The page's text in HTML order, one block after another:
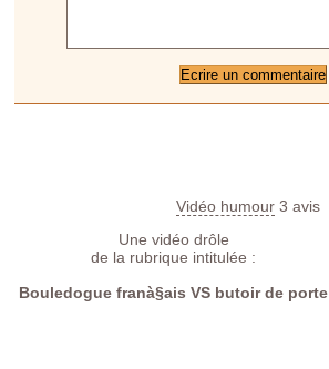
Vidéo humour 3 avis
Une vidéo drôle
de la rubrique intitulée :
Bouledogue franà§ais VS butoir de porte